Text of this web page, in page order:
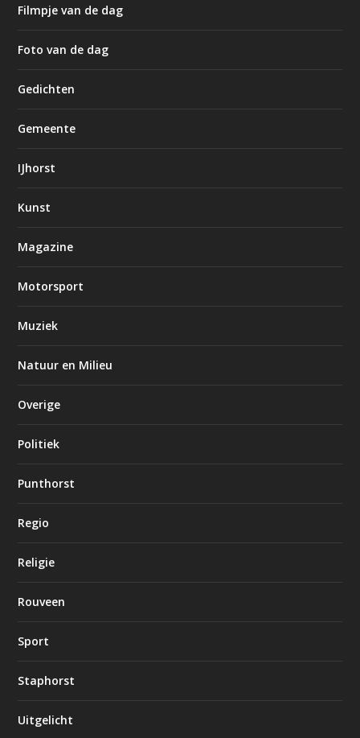
Filmpje van de dag
Foto van de dag
Gedichten
Gemeente
IJhorst
Kunst
Magazine
Motorsport
Muziek
Natuur en Milieu
Overige
Politiek
Punthorst
Regio
Religie
Rouveen
Sport
Staphorst
Uitgelicht